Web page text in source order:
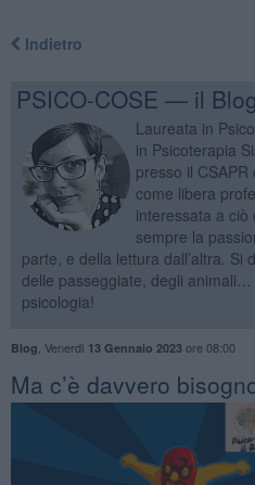
Indietro
PSICO-COSE — il
Laureata in
in Psicoterapia
presso il
come libera
interessata a
sempre la
parte, e della lettura dall’altra. Si
delle passeggiate, degli
psicologia!
Blog Venerdì 13 Gennaio 2023ore 08:00
​Ma c’è davvero